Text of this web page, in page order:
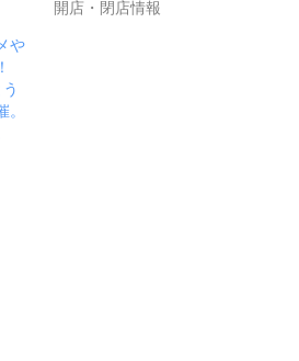
開店・閉店情報
や